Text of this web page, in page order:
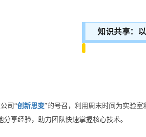
知识共享：
司“创新思变”的号召，利用周末时间为实验
享经验，助力团队快速掌握核心技术。